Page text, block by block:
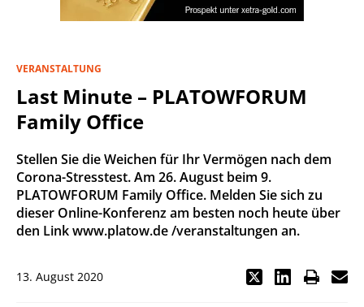
VERANSTALTUNG
Last Minute – PLATOWFORUM
Family Office
Stellen Sie die Weichen für Ihr Vermögen nach dem
Corona-Stresstest. Am 26. August beim 9.
PLATOWFORUM Family Office. Melden Sie sich zu
dieser Online-Konferenz am besten noch heute über
den Link www.platow.de /veranstaltungen an.
13. August 2020